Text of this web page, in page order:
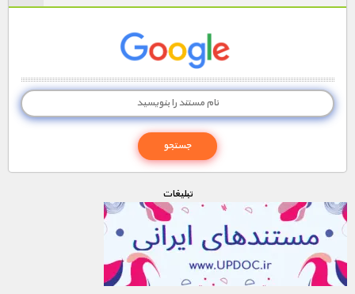
تبليغات